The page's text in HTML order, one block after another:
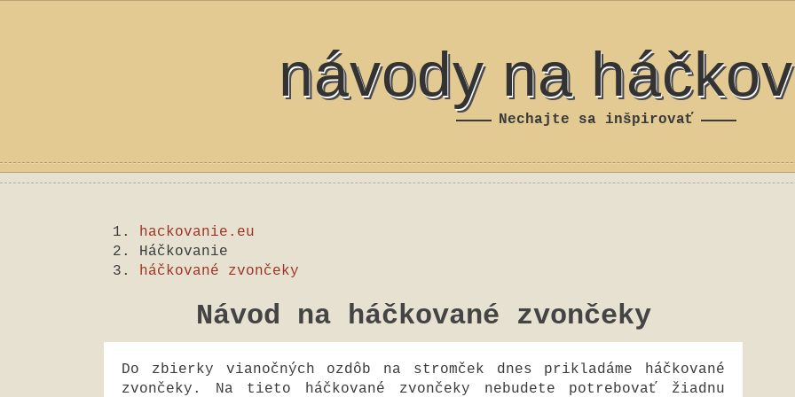
návody na
Nechajte sa inšpirovať
hackovanie.eu
Háčkovanie
háčkované zvončeky
Návod na háčkované zvončeky
Do zbierky vianočných ozdôb na stromček dnes prikladáme háčkované
zvončeky. Na tieto háčkované zvončeky nebudete potrebovať žiadnu